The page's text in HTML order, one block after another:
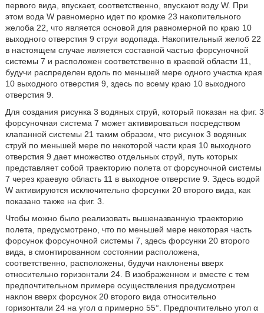
первого вида, впускает, соответственно, впускают воду W. При
этом вода W равномерно идет по кромке 23 накопительного
желоба 22, что является основой для равномерной по краю 10
выходного отверстия 9 струи водопада. Накопительный желоб 22
в настоящем случае является составной частью форсуночной
системы 7 и расположен соответственно в краевой области 11,
будучи распределен вдоль по меньшей мере одного участка края
10 выходного отверстия 9, здесь по всему краю 10 выходного
отверстия 9.
Для создания рисунка 3 водяных струй, который показан на фиг. 3
форсуночная система 7 может активироваться посредством
клапанной системы 21 таким образом, что рисунок 3 водяных
струй по меньшей мере по некоторой части края 10 выходного
отверстия 9 дает множество отдельных струй, путь которых
представляет собой траекторию полета от форсуночной системы
7 через краевую область 11 в выходное отверстие 9. Здесь водой
W активируются исключительно форсунки 20 второго вида, как
показано также на фиг. 3.
Чтобы можно было реализовать вышеназванную траекторию
полета, предусмотрено, что по меньшей мере некоторая часть
форсунок форсуночной системы 7, здесь форсунки 20 второго
вида, в смонтированном состоянии расположена,
соответственно, расположены, будучи наклонены вверх
относительно горизонтали 24. В изображенном и вместе с тем
предпочтительном примере осуществления предусмотрен
наклон вверх форсунок 20 второго вида относительно
горизонтали 24 на угол α примерно 55°. Предпочтительно угол α